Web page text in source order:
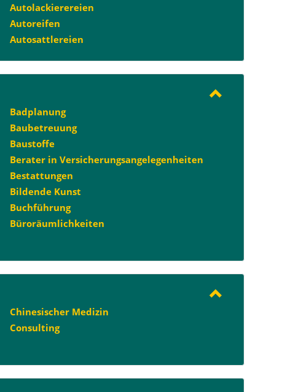
Autolackierereien
Autoreifen
Autosattlereien
Badplanung
Baubetreuung
Baustoffe
Berater in Versicherungsangelegenheiten
Bestattungen
Bildende Kunst
Buchführung
Büroräumlichkeiten
Chinesischer Medizin
Consulting